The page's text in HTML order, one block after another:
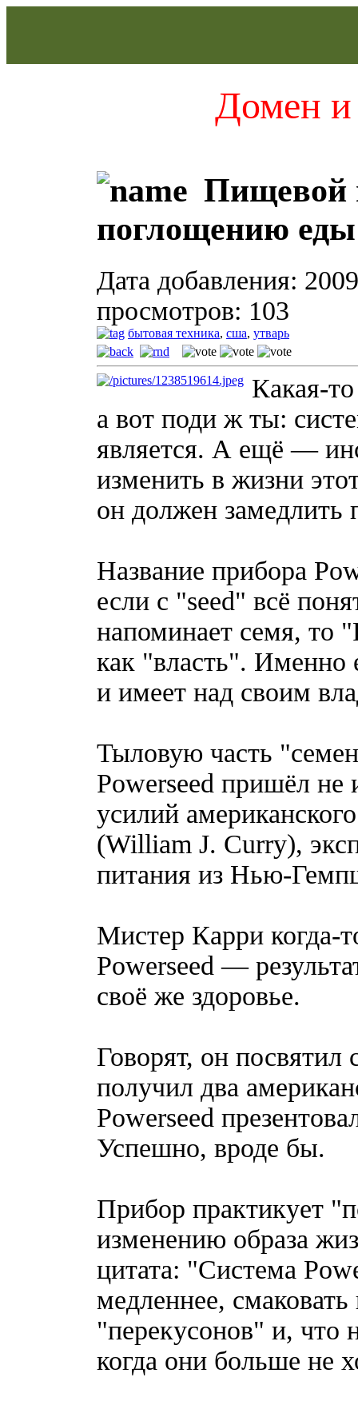
Домен и
Пищевой
поглощению еды
Дата добавления:
просмотров: 103
бытовая техника, сша, утварь
Какая-
а вот поди ж ты:
является. А ещё —
изменить в жизни
он должен замедлить
Название прибора
если с "seed" всё
напоминает семя, то
как "власть". Именно
и имеет над своим
Тыловую часть
Powerseed пришёл не
усилий
(William J. Curry),
питания из Нью-
Мистер Карри когда-
Powerseed —
своё же здоровье.
Говорят, он посвятил
получил два
Powerseed
Успешно, вроде бы.
Прибор практикует
изменению образа
цитата: "Система
медленнее,
"перекусонов" и, что
когда они больше не